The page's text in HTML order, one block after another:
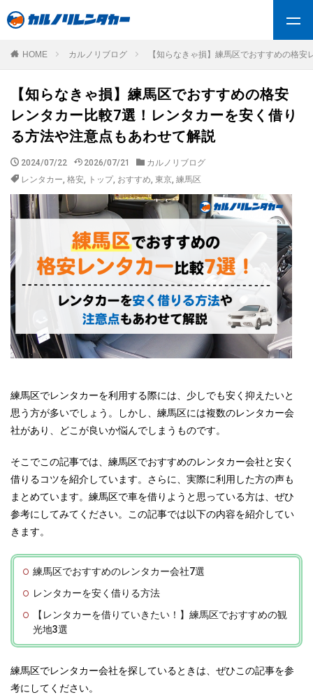
HOME カルノリブログ 【知らなきゃ損】練馬区でおすすめの格
【知らなきゃ損】練馬区でおすすめの格安
レンタカー比較7選！レンタカーを安く借り
る方法や注意点もあわせて解説
2024/07/22 2026/07/21
カルノリブログ
レンタカー, 格安, トップ, おすすめ, 東京, 練馬区
練馬区でレンタカーを利用する際には、少しでも安く抑えたいと
思う方が多いでしょう。しかし、練馬区には複数のレンタカー会
社があり、どこが良いか悩んでしまうものです。
そこでこの記事では、練馬区でおすすめのレンタカー会社と安く
借りるコツを紹介しています。さらに、実際に利用した方の声も
まとめています。練馬区で車を借りようと思っている方は、ぜひ
参考にしてみてください。この記事では以下の内容を紹介してい
きます。
練馬区でおすすめのレンタカー会社7選
レンタカーを安く借りる方法
【レンタカーを借りていきたい！】練馬区でおすすめの観
光地3選
練馬区でレンタカー会社を探しているときは、ぜひこの記事を参
考にしてください。